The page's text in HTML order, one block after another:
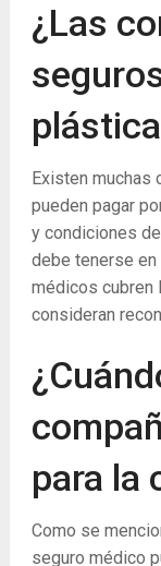
¿Las
Existen muchas
pueden pagar
y condiciones
debe tenerse
médicos cubren
consideran
para la
Como se
seguro médico